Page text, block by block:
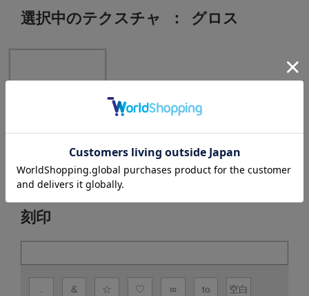
選択中のテクスチャ ： グロス
グロス
刻印
. & ☆ ♡ ∞ to 空白